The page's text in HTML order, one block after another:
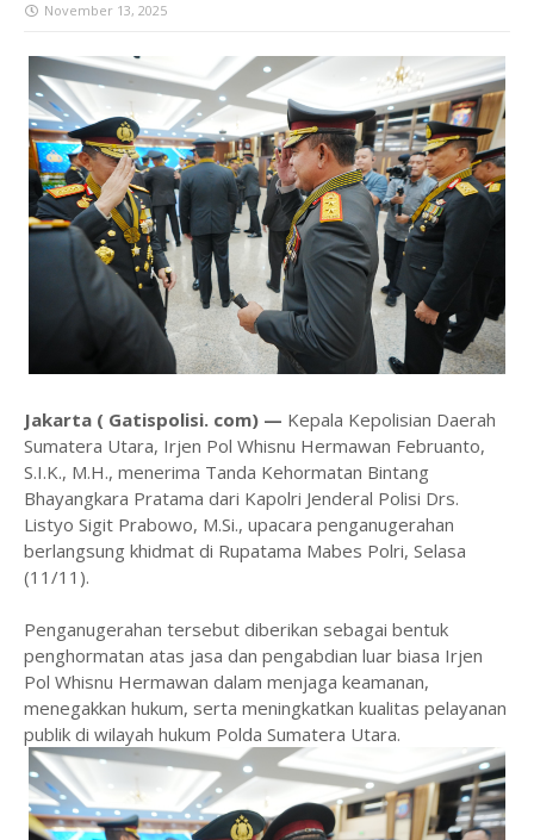
November 13, 2025
Jakarta ( Gatispolisi. com) — Kepala Kepolisian Daerah
Sumatera Utara, Irjen Pol Whisnu Hermawan Februanto,
S.I.K., M.H., menerima Tanda Kehormatan Bintang
Bhayangkara Pratama dari Kapolri Jenderal Polisi Drs.
Listyo Sigit Prabowo, M.Si., upacara penganugerahan
berlangsung khidmat di Rupatama Mabes Polri, Selasa
(11/11).
Penganugerahan tersebut diberikan sebagai bentuk
penghormatan atas jasa dan pengabdian luar biasa Irjen
Pol Whisnu Hermawan dalam menjaga keamanan,
menegakkan hukum, serta meningkatkan kualitas pelayanan
publik di wilayah hukum Polda Sumatera Utara.